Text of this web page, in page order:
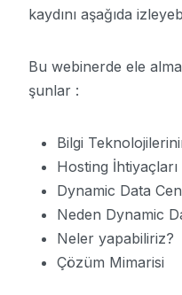
kaydını aşağıda
Bu webinerde ele
şunlar :
Bilgi
Hosting İhtiyaçları
Dynamic Data
Neden Dynamic
Neler yapabiliriz?
Çözüm Mimarisi